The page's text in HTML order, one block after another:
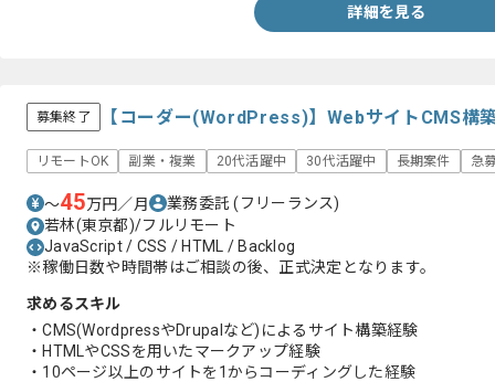
詳細を見る
募集終了 【コーダー(WordPress)】WebサイトCMS構
リモートOK 副業・複業 20代活躍中 30代活躍中 長期案件 急
〜45万円／月 業務委託(フリーランス)
若林(東京都)/フルリモート
JavaScript / CSS / HTML / Backlog
※稼働日数や時間帯はご相談の後、正式決定となります。
求めるスキル
・CMS(WordpressやDrupalなど)によるサイト構築経験
・HTMLやCSSを用いたマークアップ経験
・10ページ以上のサイトを1からコーディングした経験